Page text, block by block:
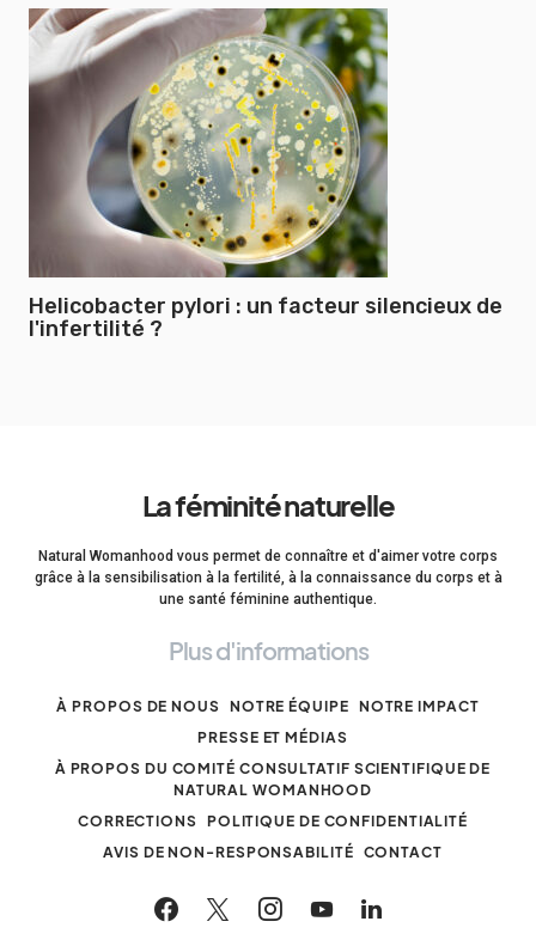
Helicobacter pylori : un facteur silencieux de
l'infertilité ?
La féminité naturelle
Natural Womanhood vous permet de connaître et d'aimer votre corps
grâce à la sensibilisation à la fertilité, à la connaissance du corps et à
une santé féminine authentique.
Plus d'informations
À PROPOS DE NOUS NOTRE ÉQUIPE NOTRE IMPACT
PRESSE ET MÉDIAS
À PROPOS DU COMITÉ CONSULTATIF SCIENTIFIQUE DE
NATURAL WOMANHOOD
CORRECTIONS POLITIQUE DE CONFIDENTIALITÉ
AVIS DE NON-RESPONSABILITÉ CONTACT